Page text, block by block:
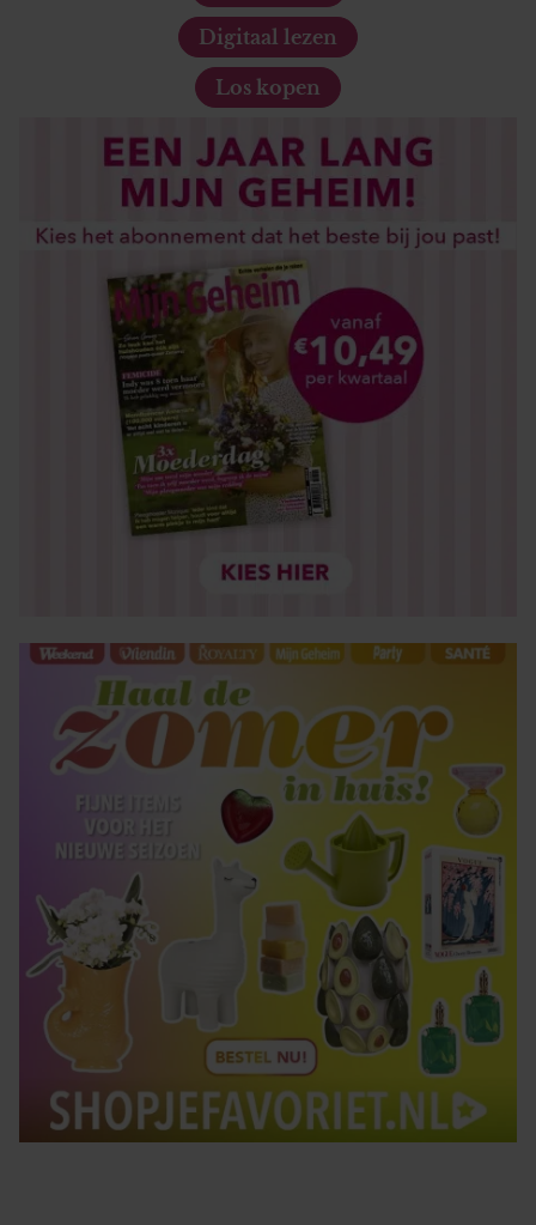
Digitaal lezen
Los kopen